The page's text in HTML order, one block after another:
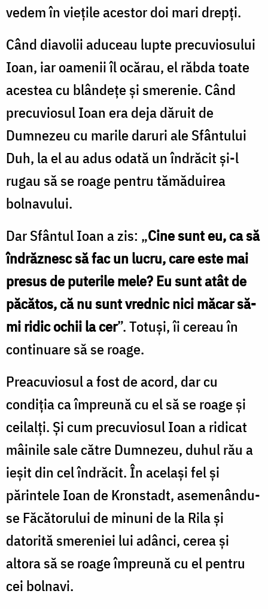
vedem în vieţile acestor doi mari drepţi.
Când diavolii aduceau lupte precuviosului
Ioan, iar oamenii îl ocărau, el răbda toate
acestea cu blândeţe şi smerenie. Când
precuviosul Ioan era deja dăruit de
Dumnezeu cu marile daruri ale Sfântului
Duh, la el au adus odată un îndrăcit şi-l
rugau să se roage pentru tămăduirea
bolnavului.
Dar Sfântul Ioan a zis: „Cine sunt eu, ca să
îndrăznesc să fac un lucru, care este mai
presus de puterile mele? Eu sunt atât de
păcătos, că nu sunt vrednic nici măcar să-
mi ridic ochii la cer”. Totuşi, îi cereau în
continuare să se roage.
Preacuviosul a fost de acord, dar cu
condiţia ca împreună cu el să se roage şi
ceilalţi. Şi cum precuviosul Ioan a ridicat
mâinile sale către Dumnezeu, duhul rău a
ieşit din cel îndrăcit. În acelaşi fel şi
părintele Ioan de Kronstadt, asemenându-
se Făcătorului de minuni de la Rila şi
datorită smereniei lui adânci, cerea şi
altora să se roage împreună cu el pentru
cei bolnavi.